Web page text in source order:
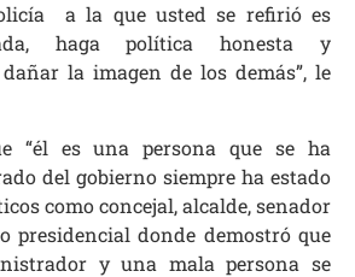
a la que usted se refirió es
haga política honesta y
la imagen de los demás”, le
“él es una persona que se ha
del gobierno siempre ha estado
como concejal, alcalde, senador
presidencial donde demostró que
y una mala persona se